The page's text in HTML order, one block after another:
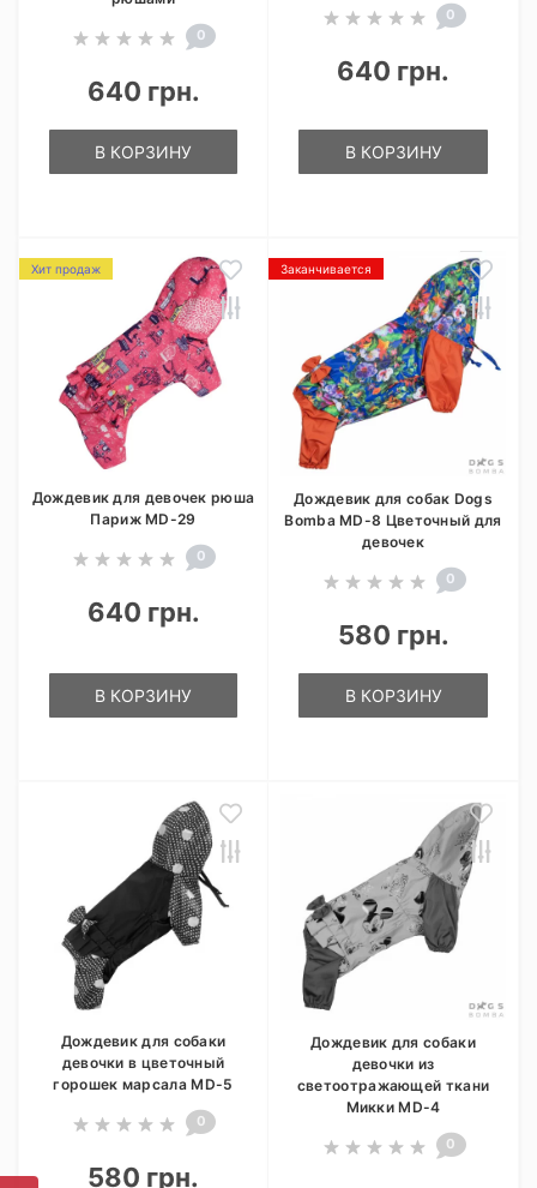
0
640 грн.
В КОРЗИНУ
0
640 грн.
В КОРЗИНУ
Хит продаж
Дождевик для девочек рюша
Париж MD-29
0
640 грн.
В КОРЗИНУ
Заканчивается
Дождевик для собак Dogs
Bomba MD-8 Цветочный для
девочек
0
580 грн.
В КОРЗИНУ
Дождевик для собаки
девочки в цветочный
горошек марсала MD-5
0
580 грн.
Дождевик для собаки
девочки из
светоотражающей ткани
Микки MD-4
0